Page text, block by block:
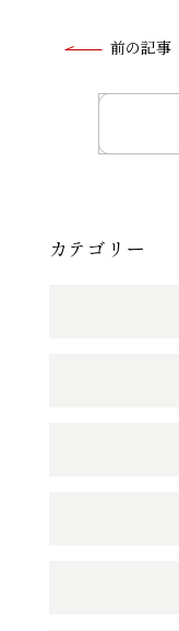
へ
前の記事
カテゴリー